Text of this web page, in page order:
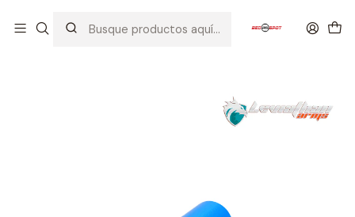
CILINDROS / CABEZA DE CILINDRO / NOZZLE
LEVIATHAN ARMS ALUMINIUM CYLINDER